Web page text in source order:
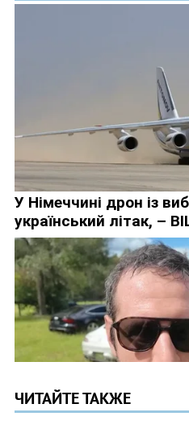
ЧИТАЙТЕ ТАКЖЕ